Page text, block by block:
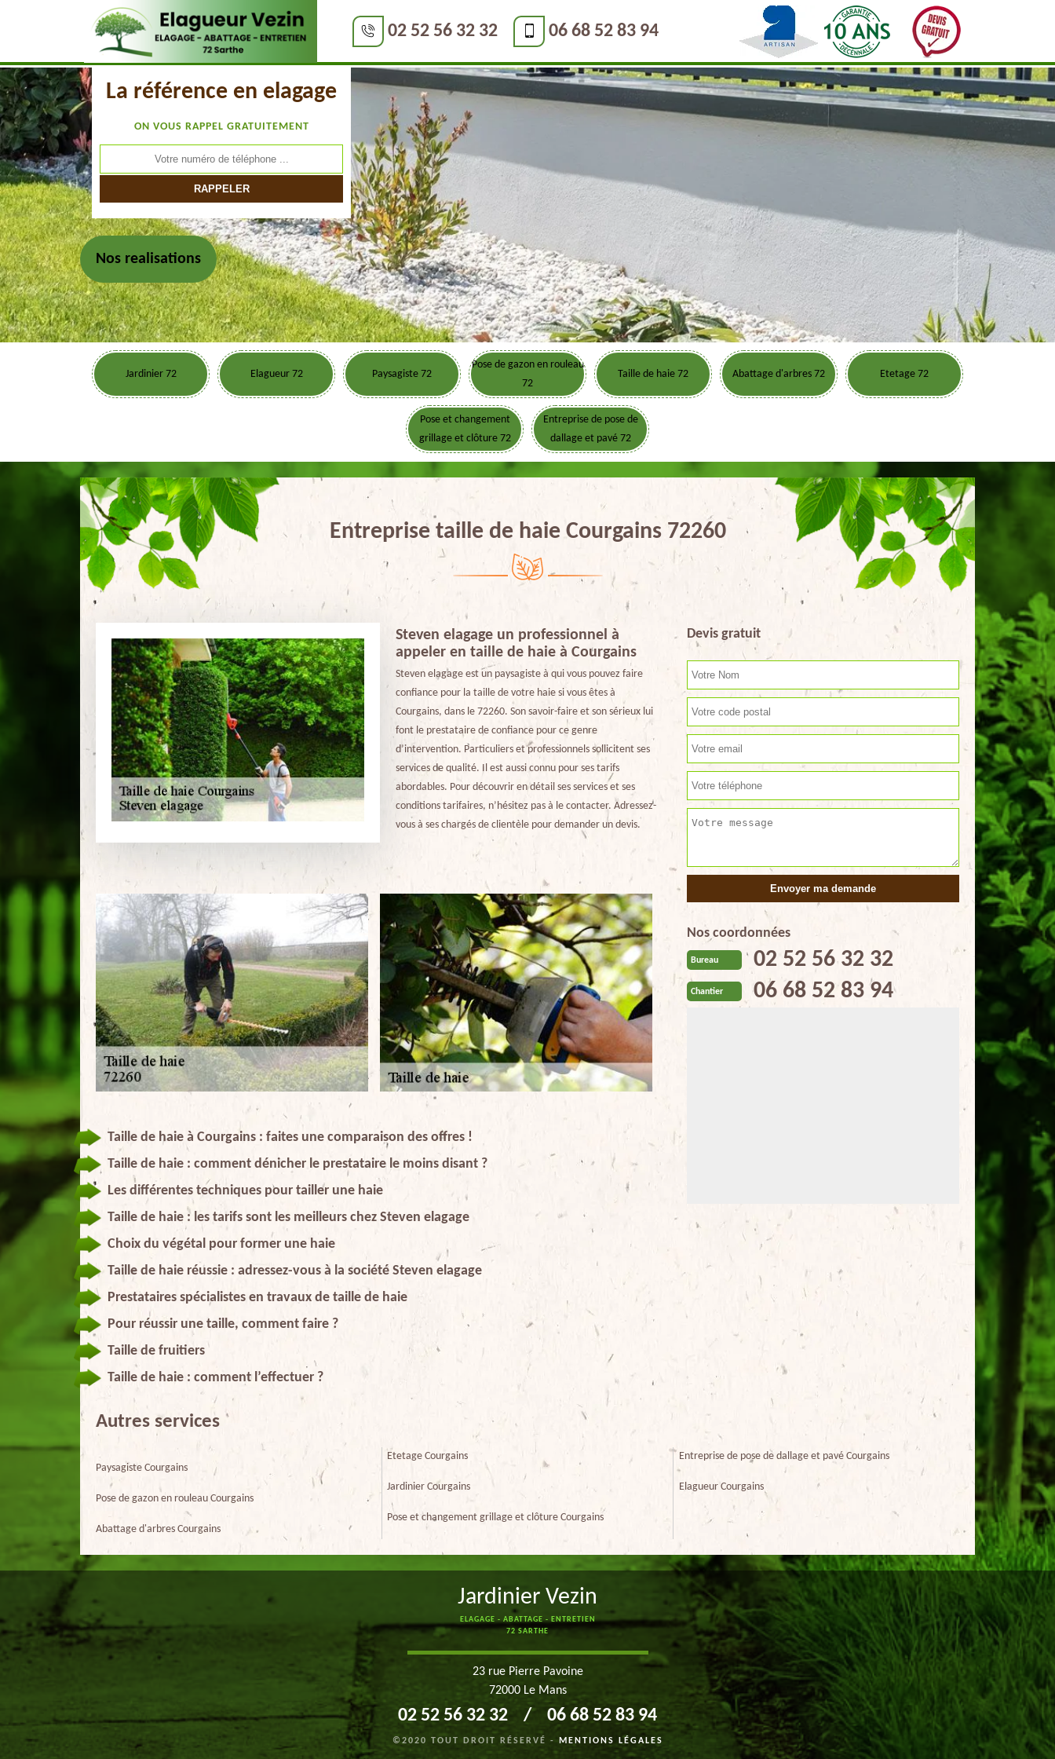
02 52 56 32 32 06 68 52 83 94
La référence en elagage
ON VOUS RAPPEL GRATUITEMENT
Nos realisations
Jardinier 72 Elagueur 72 Paysagiste 72
Pose de gazon en rouleau
72
Taille de haie 72 Abattage d'arbres 72 Etetage 72
Pose et changement
grillage et clôture 72
Entreprise de pose de
dallage et pavé 72
Entreprise taille de haie Courgains 72260
Steven elagage un professionnel à
appeler en taille de haie à Courgains
Steven elagage est un paysagiste à qui vous pouvez faire
confiance pour la taille de votre haie si vous êtes à
Courgains, dans le 72260. Son savoir-faire et son sérieux lui
font le prestataire de confiance pour ce genre
d’intervention. Particuliers et professionnels sollicitent ses
services de qualité. Il est aussi connu pour ses tarifs
abordables. Pour découvrir en détail ses services et ses
conditions tarifaires, n’hésitez pas à le contacter. Adressez-
vous à ses chargés de clientèle pour demander un devis.
Taille de haie à Courgains : faites une comparaison des offres !
Taille de haie : comment dénicher le prestataire le moins disant ?
Les différentes techniques pour tailler une haie
Taille de haie : les tarifs sont les meilleurs chez Steven elagage
Choix du végétal pour former une haie
Taille de haie réussie : adressez-vous à la société Steven elagage
Prestataires spécialistes en travaux de taille de haie
Pour réussir une taille, comment faire ?
Taille de fruitiers
Taille de haie : comment l’effectuer ?
Devis gratuit
Nos coordonnées
Bureau 02 52 56 32 32
Chantier 06 68 52 83 94
Autres services
Paysagiste Courgains
Pose de gazon en rouleau Courgains
Abattage d'arbres Courgains
Etetage Courgains
Jardinier Courgains
Pose et changement grillage et clôture Courgains
Entreprise de pose de dallage et pavé Courgains
Elagueur Courgains
Jardinier Vezin
ELAGAGE - ABATTAGE - ENTRETIEN
72 SARTHE
23 rue Pierre Pavoine
72000 Le Mans
02 52 56 32 32 / 06 68 52 83 94
©2020 TOUT DROIT RÉSERVÉ - MENTIONS LÉGALES